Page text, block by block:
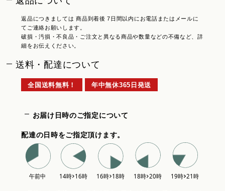
返品につきましては 商品到着後 7日間以内にお電話またはメールに
てご連絡お願いします。
破損・汚損・不良品・ご注文と異なる商品や数量などの不備など、詳
細をお伝えください。
送料・配達について
全国送料無料！ 年中無休365日発送
お届け日時のご指定について
配達の日時をご指定頂けます。